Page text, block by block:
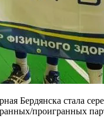
Бердянска стала
проигранных